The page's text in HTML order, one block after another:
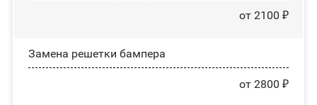
от 2100 ₽
Замена решетки бампера
от 2800 ₽